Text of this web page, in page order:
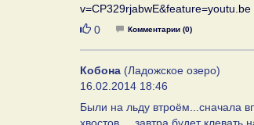
v=CP329rjabwE&feature=youtu.be
Нравится
0 Комментарии (0)
Кобона (Ладожское озеро)
16.02.2014 18:46
Были на льду втроём...сначала